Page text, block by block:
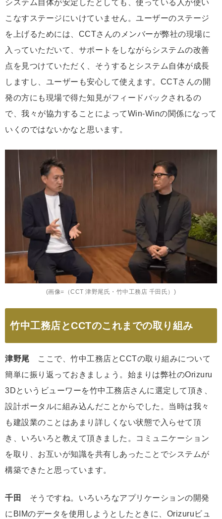
システム自体が安定したとしても、使っている人が使い
こなすステージにいけていません。ユーザーのステージ
を上げるためには、CCTさんのメンバーが弊社の現場に
入っていただいて、サポートをしながらシステムの改善
点を見つけていただく、そうするとシステム自体が成長
しますし、ユーザーも安心して使えます。CCTさんの開
発の方にも現場で得た知見がフィードバックされるの
で、我々が協力することによってWin-Winの関係になって
いくのではないかなと思います。
(画像=（CCT 津野尾氏・竹中工務店 千田氏）)
竹中工務店とCCTのこれまでの取り組み
津野尾 ここで、竹中工務店とCCTの取り組みについて
簡単に振り返っておきましょう。始まりは弊社のOrizuru
3Dというビューワーを竹中工務店さんに選定して頂き、
設計ポータルに組み込んだことからでした。当時は我々
も建設業のことはあまり詳しくない状態で入らせて頂
き、いろいろと教えて頂きました。コミュニケーション
を取り、お互いが知識を共有しあったことでシステムが
構築できたと思っています。
千田
そうですね。いろいろなアプリケーションの開発
にBIMのデータを使用しようとしたときに、Orizuruビュ